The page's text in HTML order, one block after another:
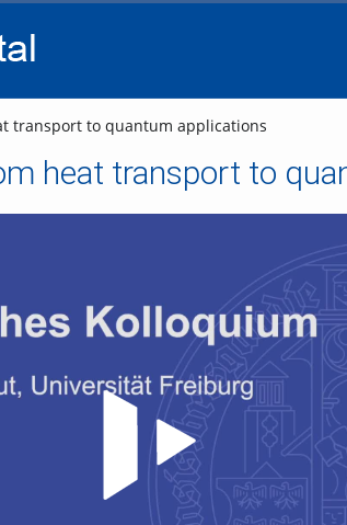
transport to quantum applications
heat transport to
Video abspielen